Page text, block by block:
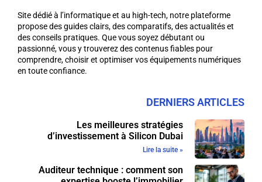
Site dédié à l’informatique et au high-tech, notre plateforme
propose des guides clairs, des comparatifs, des actualités et
des conseils pratiques. Que vous soyez débutant ou
passionné, vous y trouverez des contenus fiables pour
comprendre, choisir et optimiser vos équipements numériques
en toute confiance.
DERNIERS ARTICLES
Les meilleures stratégies
d’investissement à Silicon Dubai
Lire la suite »
Auditeur technique : comment son